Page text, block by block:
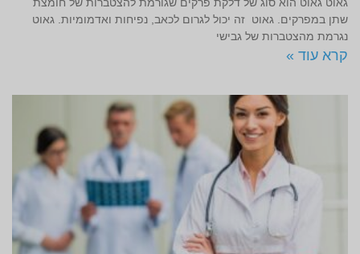
שתן במפרקים. גאוט זה יכול לגרום לכאב, נפיחות ואדמומיות. גאוט
נגרמת מהצטברות של גבישי
קרא עוד »